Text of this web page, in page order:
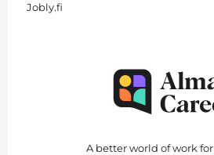
Jobly.fi
A better world of work for